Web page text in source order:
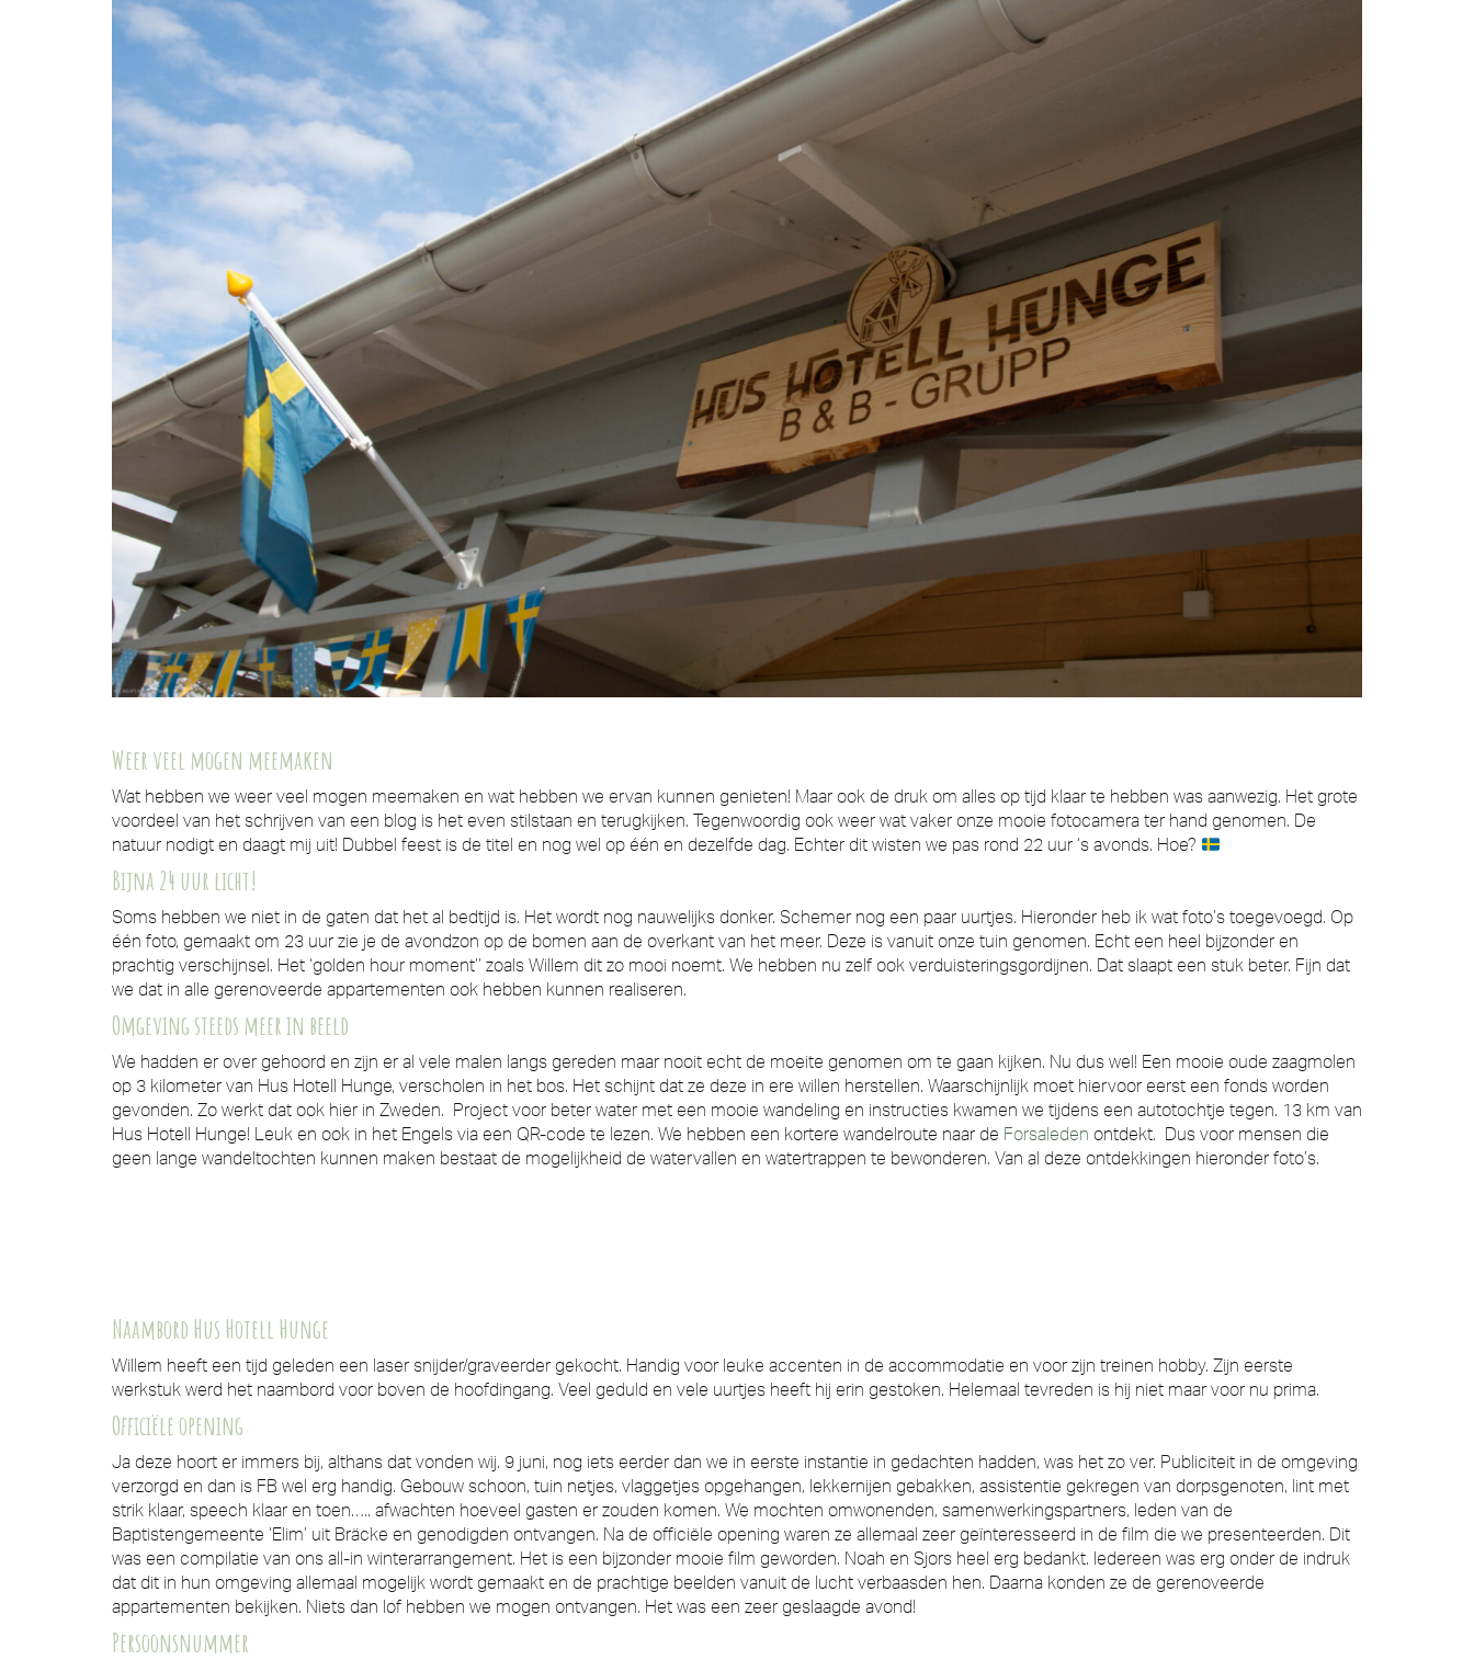
Weer veel mogen meemaken
Wat hebben we weer veel mogen meemaken en wat hebben we ervan kunnen genieten! Maar ook de druk om alles op tijd klaar te hebben was aanwezig. Het grote
voordeel van het schrijven van een blog is het even stilstaan en terugkijken. Tegenwoordig ook weer wat vaker onze mooie fotocamera ter hand genomen. De
natuur nodigt en daagt mij uit! Dubbel feest is de titel en nog wel op één en dezelfde dag. Echter dit wisten we pas rond 22 uur ‘s avonds. Hoe?
Bijna 24 uur licht!
Soms hebben we niet in de gaten dat het al bedtijd is. Het wordt nog nauwelijks donker. Schemer nog een paar uurtjes. Hieronder heb ik wat foto’s toegevoegd. Op
één foto, gemaakt om 23 uur zie je de avondzon op de bomen aan de overkant van het meer. Deze is vanuit onze tuin genomen. Echt een heel bijzonder en
prachtig verschijnsel. Het ‘golden hour moment’’ zoals Willem dit zo mooi noemt. We hebben nu zelf ook verduisteringsgordijnen. Dat slaapt een stuk beter. Fijn dat
we dat in alle gerenoveerde appartementen ook hebben kunnen realiseren.
Omgeving steeds meer in beeld
We hadden er over gehoord en zijn er al vele malen langs gereden maar nooit echt de moeite genomen om te gaan kijken. Nu dus wel! Een mooie oude zaagmolen
op 3 kilometer van Hus Hotell Hunge, verscholen in het bos. Het schijnt dat ze deze in ere willen herstellen. Waarschijnlijk moet hiervoor eerst een fonds worden
gevonden. Zo werkt dat ook hier in Zweden. Project voor beter water met een mooie wandeling en instructies kwamen we tijdens een autotochtje tegen. 13 km van
Hus Hotell Hunge! Leuk en ook in het Engels via een QR-code te lezen. We hebben een kortere wandelroute naar de Forsaleden ontdekt. Dus voor mensen die
geen lange wandeltochten kunnen maken bestaat de mogelijkheid de watervallen en watertrappen te bewonderen. Van al deze ontdekkingen hieronder foto’s.
Naambord Hus Hotell Hunge
Willem heeft een tijd geleden een laser snijder/graveerder gekocht. Handig voor leuke accenten in de accommodatie en voor zijn treinen hobby. Zijn eerste
werkstuk werd het naambord voor boven de hoofdingang. Veel geduld en vele uurtjes heeft hij erin gestoken. Helemaal tevreden is hij niet maar voor nu prima.
Officiële opening
Ja deze hoort er immers bij, althans dat vonden wij. 9 juni, nog iets eerder dan we in eerste instantie in gedachten hadden, was het zo ver. Publiciteit in de omgeving
verzorgd en dan is FB wel erg handig. Gebouw schoon, tuin netjes, vlaggetjes opgehangen, lekkernijen gebakken, assistentie gekregen van dorpsgenoten, lint met
strik klaar, speech klaar en toen….. afwachten hoeveel gasten er zouden komen. We mochten omwonenden, samenwerkingspartners, leden van de
Baptistengemeente ‘Elim’ uit Bräcke en genodigden ontvangen. Na de officiële opening waren ze allemaal zeer geïnteresseerd in de film die we presenteerden. Dit
was een compilatie van ons all-in winterarrangement. Het is een bijzonder mooie film geworden. Noah en Sjors heel erg bedankt. Iedereen was erg onder de indruk
dat dit in hun omgeving allemaal mogelijk wordt gemaakt en de prachtige beelden vanuit de lucht verbaasden hen. Daarna konden ze de gerenoveerde
appartementen bekijken. Niets dan lof hebben we mogen ontvangen. Het was een zeer geslaagde avond!
Persoonsnummer